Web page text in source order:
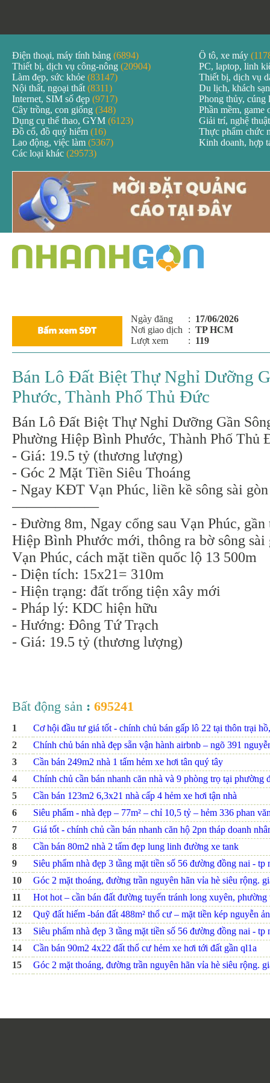
Điện thoại, máy tính bảng (6894) Ô tô, xe máy
Thiết bị, dịch vụ công-nông (20904)
PC, laptop, linh
Làm đẹp, sức khỏe (83147)
Thiết bị, dịch vụ
Nội thất, ngoại thất (8311)
Du lịch, khách
Internet, SIM số đẹp (9717)
Phong thủy, cúng
Cây trồng, con giống (348)
Phần mềm, game
Dụng cụ thể thao, GYM (6123)
Giải trí, nghệ
Đồ cổ, đồ quý hiếm (16)
Thực phẩm chức
Lao động, việc làm (5367)
Kinh doanh, hợp
Các loại khác (29573)
Ngày đăng : 17/06/2026
Nơi giao dịch : TP HCM
Lượt xem
: 119
Bán Lô Đất Biệt Thự Nghỉ Dưỡng
Phước, Thành Phố Thủ Đức
Bán Lô Đất Biệt Thự Nghỉ Dưỡng Gần
Phường Hiệp Bình Phước, Thành Phố Thủ
- Giá: 19.5 tỷ (thương lượng)
- Góc 2 Mặt Tiền Siêu Thoáng
- Ngay KĐT Vạn Phúc, liền kề sông sài gòn
——————
- Đường 8m, Ngay cổng sau Vạn Phúc,
Hiệp Bình Phước mới, thông ra bờ sông sài
Vạn Phúc, cách mặt tiền quốc lộ 13 500m
- Diện tích: 15x21= 310m
- Hiện trạng: đất trống tiện xây mới
- Pháp lý: KDC hiện hữu
- Hướng: Đông Tứ Trạch
- Giá: 19.5 tỷ (thương lượng)
Bất động sản : 695241
1
Cơ hội đầu tư giá tốt - chính chủ bán gấp lô 22 tại thôn trại
2
Chính chủ bán nhà đẹp sẵn vận hành airbnb – ngõ 391
3
Cần bán 249m2 nhà 1 tấm hẻm xe hơi tân quý tây
4
Chính chủ cần bán nhanh căn nhà và 9 phòng trọ tại phường
5
Cần bán 123m2 6,3x21 nhà cấp 4 hẻm xe hơi tận nhà
6
Siêu phẩm - nhà đẹp – 77m² – chỉ 10,5 tỷ – hẻm 336 phan
7
Giá tốt - chính chủ cần bán nhanh căn hộ 2pn tháp doanh
8
Cần bán 80m2 nhà 2 tấm đẹp lung linh đường xe tank
9
Siêu phẩm nhà đẹp 3 tầng mặt tiền số 56 đường đồng nai - tp
10
Góc 2 mặt thoáng, đường trần nguyên hãn vỉa hè siêu rộng.
11
Hot hot – cần bán đất đường tuyến tránh long xuyên, phường
12
Quỹ đất hiếm -bán đất 488m² thổ cư – mặt tiền kép nguyễn
13
Siêu phẩm nhà đẹp 3 tầng mặt tiền số 56 đường đồng nai - tp
14
Cần bán 90m2 4x22 đất thổ cư hẻm xe hơi tới đất gần ql1a
15
Góc 2 mặt thoáng, đường trần nguyên hãn vỉa hè siêu rộng.